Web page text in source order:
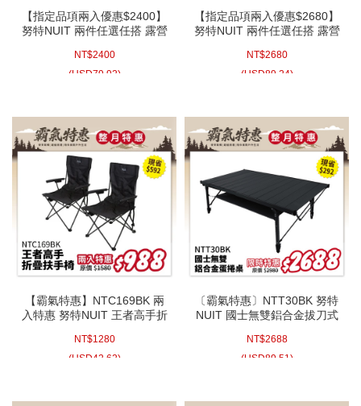
【指定品項兩入優惠$2400】
努特NUIT 兩件任選任搭 露營
NT$2400
(USD79.92)
【指定品項兩入優惠$2680】
努特NUIT 兩件任選任搭 露營
NT$2680
(USD89.24)
【霸氣特惠】NTC169BK 兩
入特惠 努特NUIT 王者高手折
川椅 折疊椅 露營椅
NT$1280
(USD42.62)
〔霸氣特惠〕NTT30BK 努特
NUIT 國士無雙鋁合金拔刀式
桌 快速可搭起鋁捲桌 炊事桌
NT$2688
(USD89.51)